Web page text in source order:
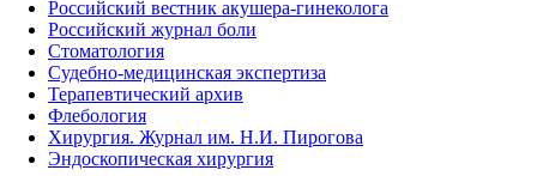
Российский вестник акушера-гинеколога
Российский журнал боли
Стоматология
Судебно-медицинская экспертиза
Терапевтический архив
Флебология
Хирургия. Журнал им. Н.И. Пирогова
Эндоскопическая хирургия